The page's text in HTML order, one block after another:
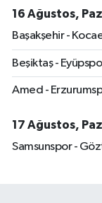
16 Ağustos,
Başakşehir -
Beşiktaş -
Amed -
17 Ağustos,
Samsunspor -